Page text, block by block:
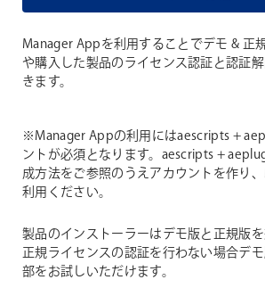
Manager Appを利用することでデモ & 正
や購入した製品のライセンス認証と認証
きます。
※Manager Appの利用にはaescripts +
ントが必須となります。aescripts +
成方法をご参照のうえアカウントを作り
利用ください。
製品のインストーラーはデモ版と正規版を
正規ライセンスの認証を行わない場合デ
部をお試しいただけます。